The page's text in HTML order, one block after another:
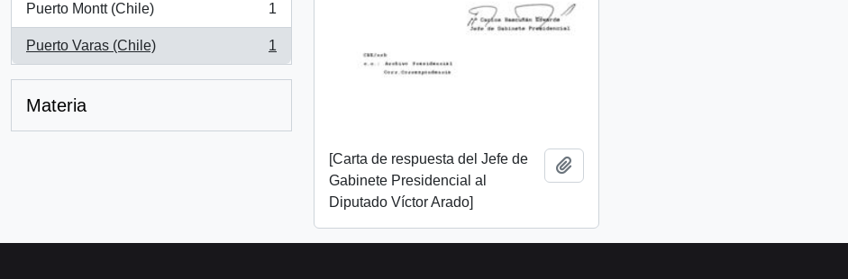
Puerto Montt (Chile)
, 1 resultados
1
Puerto Varas (Chile)
, 1 resultados
1
Materia
[Carta de respuesta del Jefe de
Gabinete Presidencial al
Diputado Víctor Arado]